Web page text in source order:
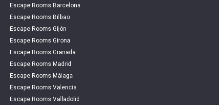
Escape Rooms Barcelona
Escape Rooms Bilbao
Escape Rooms Gijón
Escape Rooms Girona
Escape Rooms Granada
Escape Rooms Madrid
Escape Rooms Málaga
Escape Rooms Valencia
Escape Rooms Valladolid